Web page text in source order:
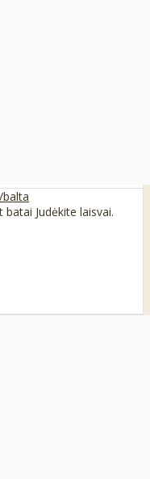
Judėkite laisvai.